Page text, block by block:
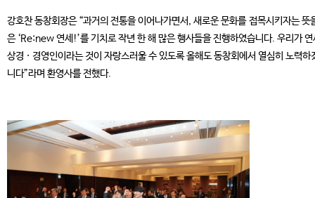
강호찬 동창회장은 “과거의 전통을 이어나가면서, 새로운 문화를 접목시키자는 뜻
은 ‘Re:new 연세!’를 기치로 작년 한 해 많은 행사들을 진행하였습니다. 우리가 연
상경 · 경영인이라는 것이 자랑스러울 수 있도록 올해도 동창회에서 열심히 노력하
니다”라며 환영사를 전했다.